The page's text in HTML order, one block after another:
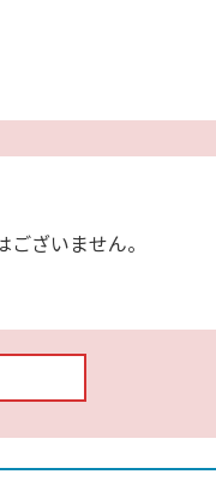
ざいません。